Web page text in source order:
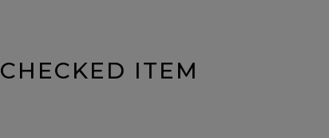
CHECKED ITEM